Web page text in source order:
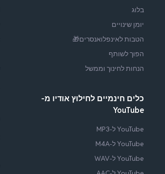
בלוג
יומן שינויים
הטבות לאינפלואנסרים🎁
הפוך לשותף
הנחות לחינוך וממשל
כלים חינמיים לחילוץ אודיו מ-
YouTube
YouTube ל-MP3
YouTube ל-M4A
YouTube ל-WAV